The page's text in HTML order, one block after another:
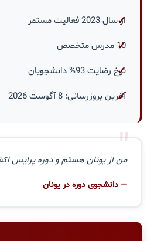
از سال 2023 فعالیت مستمر
10 مدرس متخصص
نرخ رضایت 93% دانشجویان
آخرین بروزرسانی: 8 آگوست 2026
"
من از یونان هستم و دوره پرایس
— دانشجوی دوره در یونان